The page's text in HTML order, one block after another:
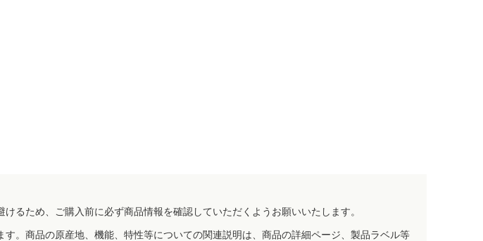
るため、ご購入前に必ず商品情報を確認していただくようお願いいたします。
。商品の原産地、機能、特性等についての関連説明は、商品の詳細ページ、製品ラベル等